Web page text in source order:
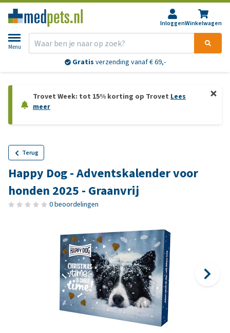
InloggenWinkelwagen
Menu
Gratis verzending vanaf € 69,-
Trovet Week: tot 15% korting op Trovet Lees
meer
Terug
Happy Dog - Adventskalender voor
honden 2025 - Graanvrij
0 beoordelingen